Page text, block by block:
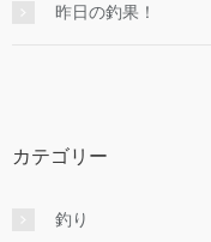
昨日の釣果！
カテゴリー
釣り